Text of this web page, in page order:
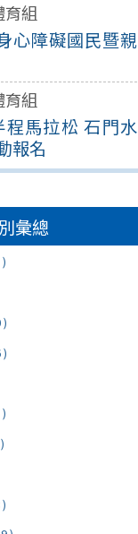
育組
心障礙國民暨親
育組
程馬拉松 石門水
報名
彙總
)
)